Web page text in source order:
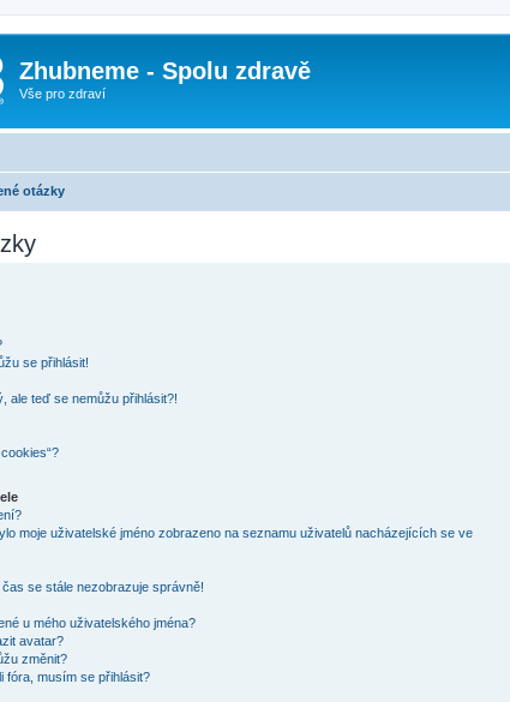
Zhubneme - Spolu zdravě
Vše pro zdraví
otázky
se přihlásit!
ale teď se nemůžu přihlásit?!
moje uživatelské jméno zobrazeno na seznamu uživatelů nacházejících se ve
se stále nezobrazuje správně!
u mého uživatelského jména?
avatar?
změnit?
fóra, musím se přihlásit?